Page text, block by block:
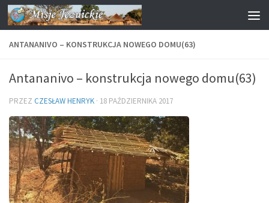
Przejdź do treści
ANTANANIVO – KONSTRUKCJA NOWEGO DOMU(63)
Antananivo – konstrukcja nowego domu(63)
PRZEZ CZESŁAW HENRYK · 18 PAŹDZIERNIKA 2017